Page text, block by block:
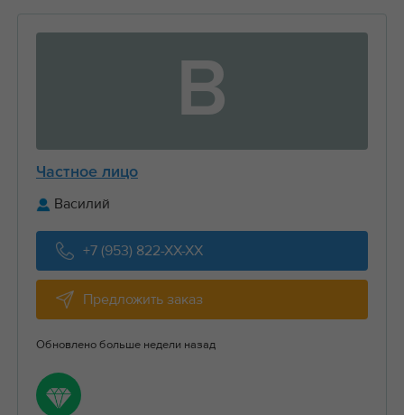
В
Частное лицо
Василий
+7 (953) 822-XX-XX
Предложить заказ
Обновлено больше недели назад